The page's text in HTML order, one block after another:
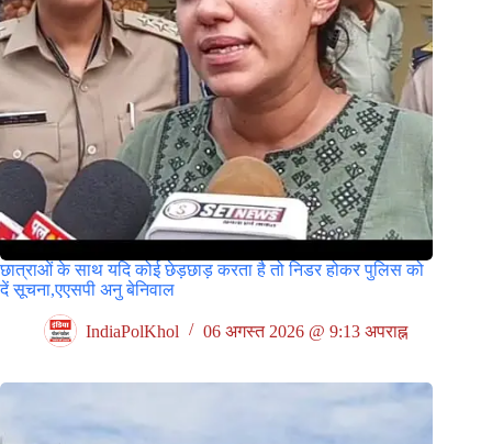
छात्राओं के साथ यदि कोई छेड़छाड़ करता है तो निडर होकर पुलिस को
दें सूचना,एएसपी अनु बेनिवाल
IndiaPolKhol 06 अगस्त 2026 @ 9:13 अपराह्न